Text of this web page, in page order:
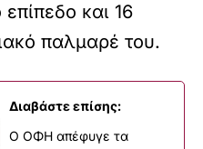
και 16
παλμαρέ του.
Διαβάστε επίσης:
Ο ΟΦΗ απέφυγε τα